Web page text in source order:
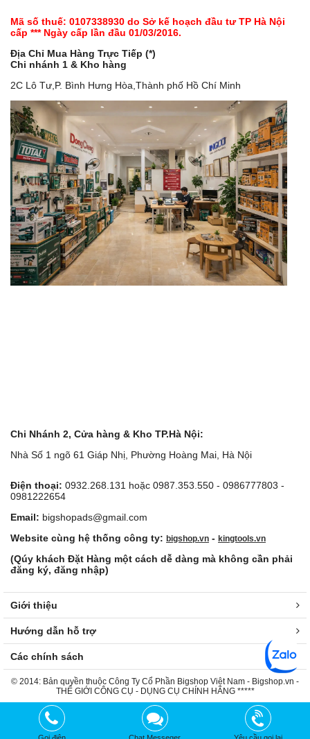
Mã số thuế: 0107338930 do Sở kế hoạch đầu tư TP Hà Nội
cấp *** Ngày cấp lần đầu 01/03/2016.
Địa Chỉ Mua Hàng Trực Tiếp (*)
Chi nhánh 1 & Kho hàng
2C Lô Tư,P. Bình Hưng Hòa,Thành phố Hồ Chí Minh
Chi Nhánh 2, Cửa hàng & Kho TP.Hà Nội:
Nhà Số 1 ngõ 61 Giáp Nhị, Phường Hoàng Mai, Hà Nội
Điện thoại: 0932.268.131 hoặc 0987.353.550 - 0986777803 -
0981222654
Email: bigshopads@gmail.com
Website cùng hệ thống công ty: bigshop.vn - kingtools.vn
(Qúy khách Đặt Hàng một cách dễ dàng mà không cần phải
đăng ký, đăng nhập)
Giới thiệu
Hướng dẫn hỗ trợ
Các chính sách
© 2014: Bản quyền thuộc Công Ty Cổ Phần Bigshop Việt Nam - Bigshop.vn -
THẾ GIỚI CÔNG CỤ - DỤNG CỤ CHÍNH HÃNG *****